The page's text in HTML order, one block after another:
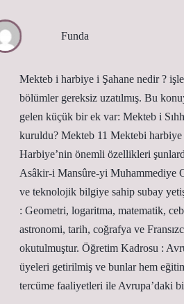
Funda
Mekteb i harbiye i Şahane nedir ?
bölümler gereksiz uzatılmış. Bu
gelen küçük bir ek var: Mekteb i
kuruldu? Mekteb 11 Mektebi
Harbiye’nin önemli özellikleri
Asâkir-i Mansûre-yi Muhammediye
ve teknolojik bilgiye sahip subay
: Geometri, logaritma, matematik,
astronomi, tarih, coğrafya ve
okutulmuştur. Öğretim Kadrosu :
üyeleri getirilmiş ve bunlar hem
tercüme faaliyetleri ile Avrupa’daki